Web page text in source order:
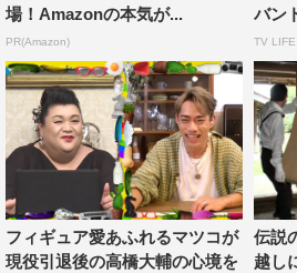
場！Amazonの本気が...
PR(Amazon)
バン
TV LIFE
フィギュア愛あふれるマツコが
現役引退後の高橋大輔の心境を
伝説
越し